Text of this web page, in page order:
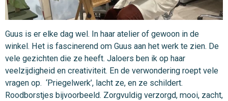
Guus is er elke dag wel. In haar atelier of gewoon in de
winkel. Het is fascinerend om Guus aan het werk te zien. De
vele gezichten die ze heeft. Jaloers ben ik op haar
veelzijdigheid en creativiteit. En de verwondering roept vele
vragen op. ‘Priegelwerk’, lacht ze, en ze schildert.
Roodborstjes bijvoorbeeld. Zorgvuldig verzorgd, mooi, zacht,